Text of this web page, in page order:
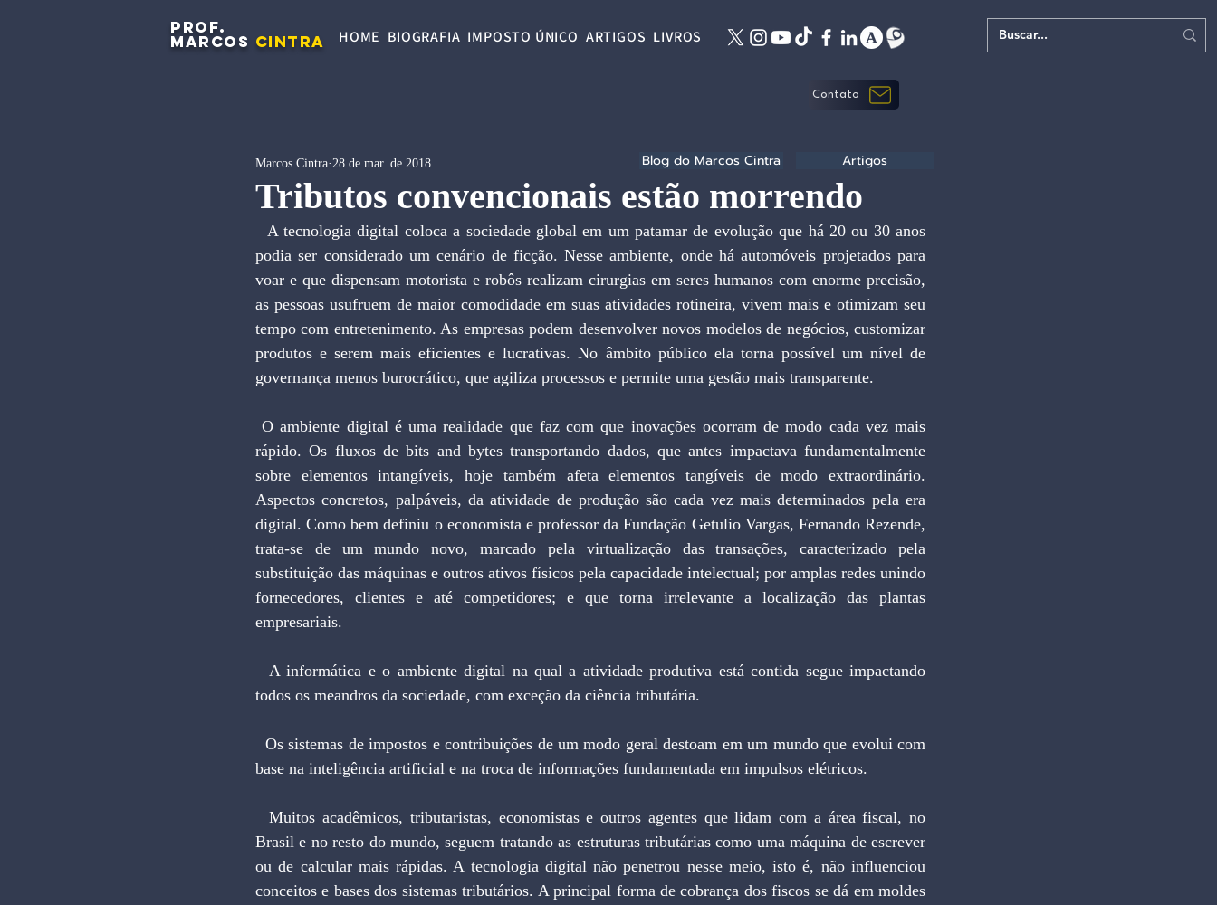
PROF.
MARCOS CINTRA HOME BIOGRAFIA IMPOSTO ÚNICO ARTIGOS LIVROS
Contato
Tributos convencionais estão morrendo
Marcos Cintra 28 de mar. de 2018
podia ser considerado um cenário de ficção. Nesse ambiente, onde há automóveis projetados para
voar e que dispensam motorista e robôs realizam cirurgias em seres humanos com enorme precisão,
as pessoas usufruem de maior comodidade em suas atividades rotineira, vivem mais e otimizam seu
tempo com entretenimento. As empresas podem desenvolver novos modelos de negócios, customizar
produtos e serem mais eficientes e lucrativas. No âmbito público ela torna possível um nível de
governança menos burocrático, que agiliza processos e permite uma gestão mais transparente.
O ambiente digital é uma realidade que faz com que inovações ocorram de modo cada vez mais
rápido. Os fluxos de bits and bytes transportando dados, que antes impactava fundamentalmente
sobre elementos intangíveis, hoje também afeta elementos tangíveis de modo extraordinário.
Aspectos concretos, palpáveis, da atividade de produção são cada vez mais determinados pela era
digital. Como bem definiu o economista e professor da Fundação Getulio Vargas, Fernando Rezende,
trata-se de um mundo novo, marcado pela virtualização das transações, caracterizado pela
substituição das máquinas e outros ativos físicos pela capacidade intelectual; por amplas redes unindo
fornecedores, clientes e até competidores; e que torna irrelevante a localização das plantas
empresariais.
todos os meandros da sociedade, com exceção da ciência tributária.
base na inteligência artificial e na troca de informações fundamentada em impulsos elétricos.
  Muitos acadêmicos, tributaristas, economistas e outros agentes que lidam com a área fiscal, no
Brasil e no resto do mundo, seguem tratando as estruturas tributárias como uma máquina de escrever
ou de calcular mais rápidas. A tecnologia digital não penetrou nesse meio, isto é, não influenciou
conceitos e bases dos sistemas tributários. A principal forma de cobrança dos fiscos se dá em moldes
Blog do Marcos Cintra Artigos